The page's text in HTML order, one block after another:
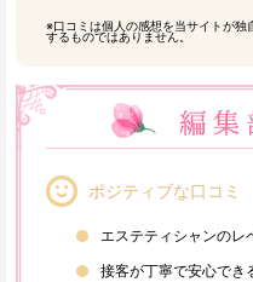
※口コミは個人の感想を当サイトが
するものではありません。
ポジティブな口コミ
エステティシャンのレ
接客が丁寧で安心でき